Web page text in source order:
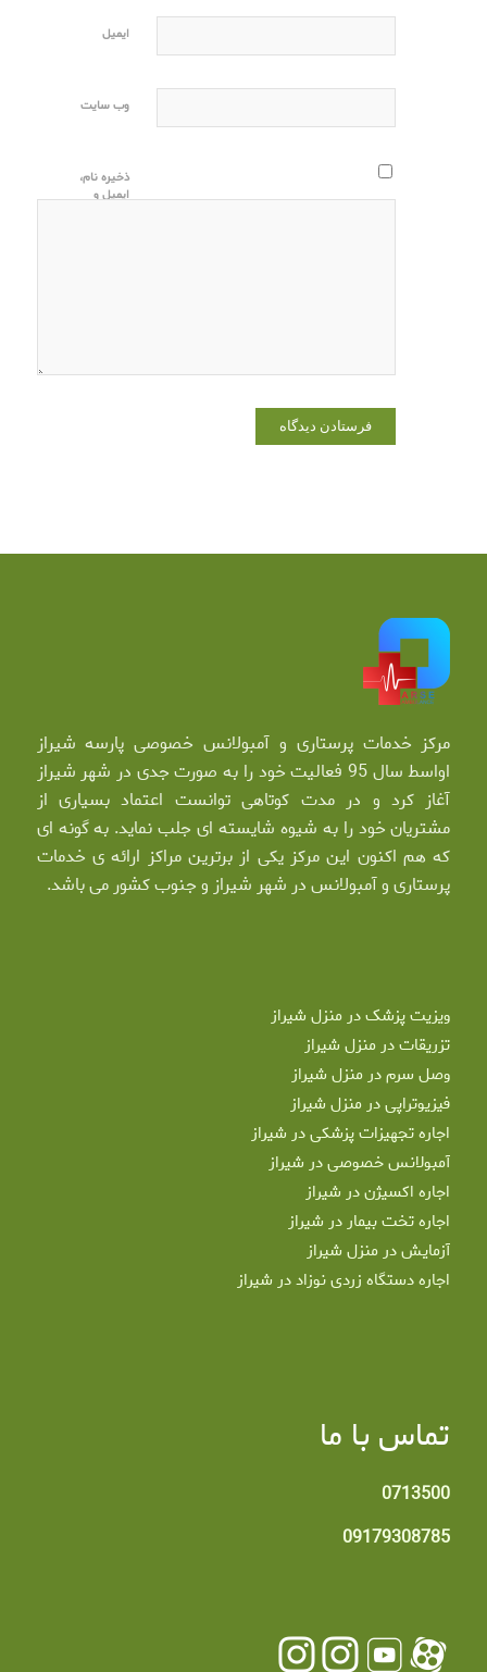
ایمیل
وب‌ سایت
ذخیره نام،
ایمیل و
مرکز خدمات پرستاری و آمبولانس خصوصی پارسه شیراز
اواسط سال 95 فعالیت خود را به صورت جدی در شهر شیراز
آغاز کرد و در مدت کوتاهی توانست اعتماد بسیاری از
مشتریان خود را به شیوه شایسته ای جلب نماید. به گونه ای
که هم اکنون این مرکز یکی از برترین مراکز ارائه ی خدمات
پرستاری و آمبولانس در شهر شیراز و جنوب کشور می باشد.
ویزیت پزشک در منزل شیراز
تزریقات در منزل شیراز
وصل سرم در منزل شیراز
فیزیوتراپی در منزل شیراز
اجاره تجهیزات پزشکی در شیراز
آمبولانس خصوصی در شیراز
اجاره اکسیژن در شیراز
اجاره تخت بیمار در شیراز
آزمایش در منزل شیراز
اجاره دستگاه زردی نوزاد در شیراز
تماس با ما
0713500
09179308785